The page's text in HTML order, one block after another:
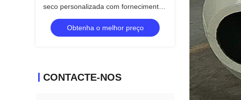
seco personalizada com fornecimento
de peças de reposição de vida útil
Obtenha o melhor preço
CONTACTE-NOS